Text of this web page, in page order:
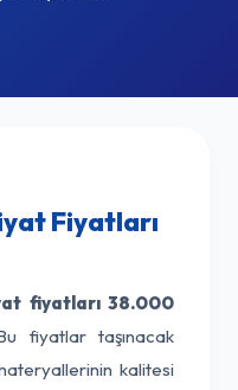
Fiyatları
fiyatları 38.000
fiyatlar taşınacak
kalitesi